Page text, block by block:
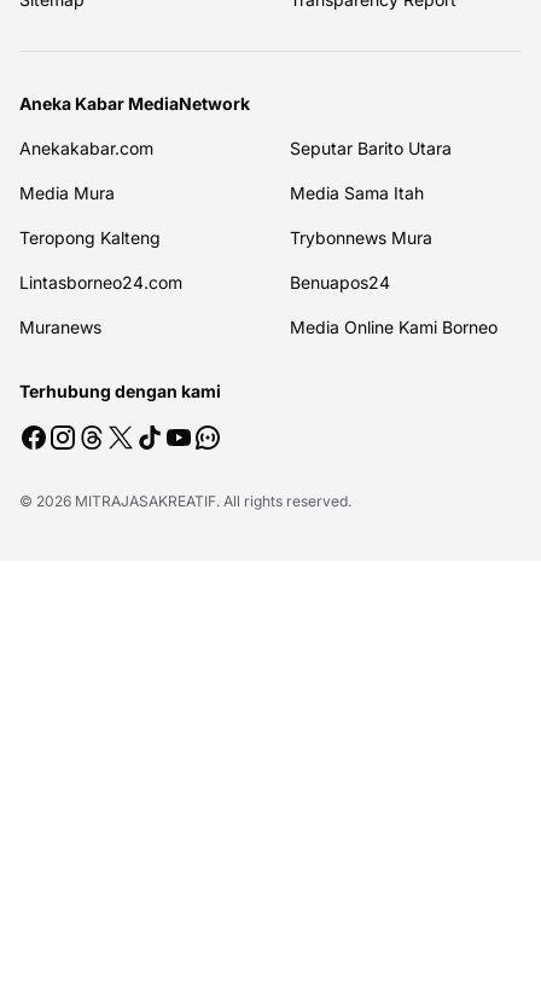
Aneka Kabar MediaNetwork
Anekakabar.com Seputar Barito Utara
Media Mura Media Sama Itah
Teropong Kalteng Trybonnews Mura
Lintasborneo24.com Benuapos24
Muranews Media Online Kami Borneo
Terhubung dengan kami
© 2026 MITRAJASAKREATIF. All rights reserved.